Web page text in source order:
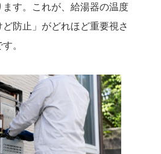
す。これが、給湯器の温度
防止」がどれほど重要視さ
。